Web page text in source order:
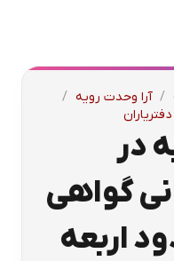
/ آرا وحدت رویه /
در
گواهی
اربعه